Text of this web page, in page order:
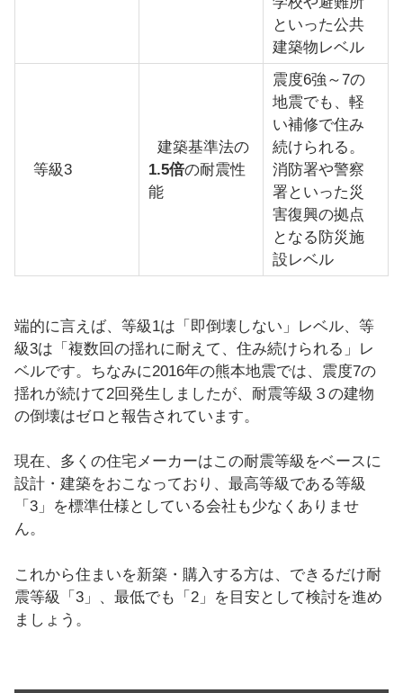
といった公共
建築物レベル
等級3
建築基準法の
1.5倍の耐震性
能
震度6強～7の
地震でも、軽
い補修で住み
続けられる。
消防署や警察
署といった災
害復興の拠点
となる防災施
設レベル
端的に言えば、等級1は「即倒壊しない」レベル、等
級3は「複数回の揺れに耐えて、住み続けられる」レ
ベルです。ちなみに2016年の熊本地震では、震度7の
揺れが続けて2回発生しましたが、耐震等級３の建物
の倒壊はゼロと報告されています。
現在、多くの住宅メーカーはこの耐震等級をベースに
設計・建築をおこなっており、最高等級である等級
「3」を標準仕様としている会社も少なくありませ
ん。
これから住まいを新築・購入する方は、できるだけ耐
震等級「3」、最低でも「2」を目安として検討を進め
ましょう。